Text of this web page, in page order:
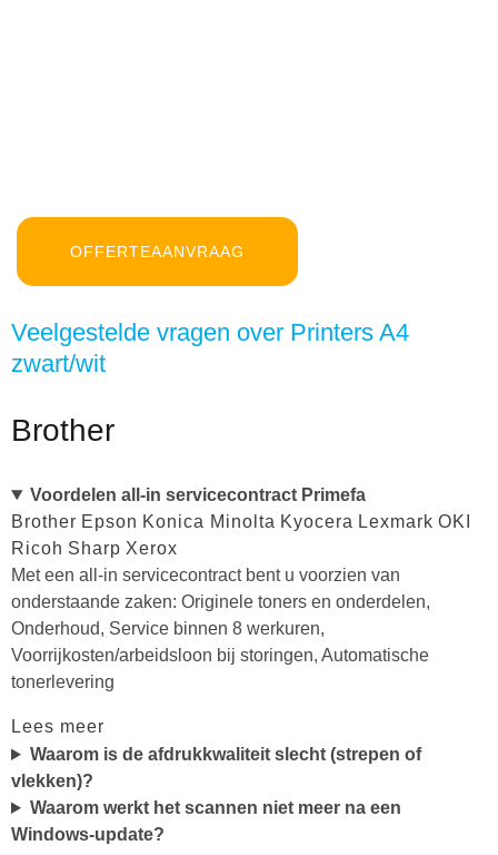
OFFERTEAANVRAAG
Veelgestelde vragen over Printers A4
zwart/wit
Brother
Voordelen all-in servicecontract Primefa
Brother Epson Konica Minolta Kyocera Lexmark OKI
Ricoh Sharp Xerox
Met een all-in servicecontract bent u voorzien van
onderstaande zaken: Originele toners en onderdelen,
Onderhoud, Service binnen 8 werkuren,
Voorrijkosten/arbeidsloon bij storingen, Automatische
tonerlevering
Lees meer
Waarom is de afdrukkwaliteit slecht (strepen of
vlekken)?
Waarom werkt het scannen niet meer na een
Windows-update?